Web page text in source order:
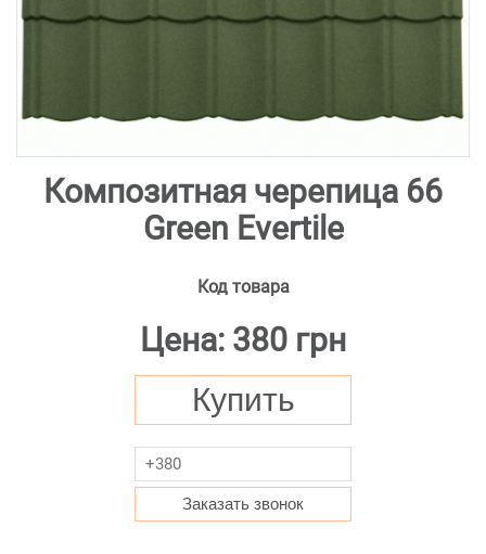
Композитная черепица 66
Green Evertile
Код товара
Цена: 380 грн
Купить
Заказать звонок